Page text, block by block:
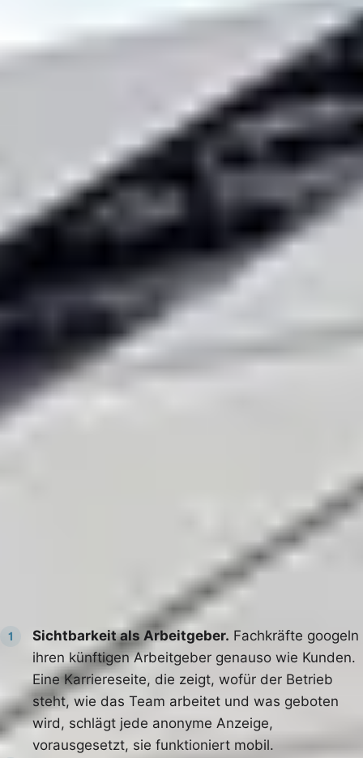
Hier liegt der größte Denkfehler vieler Betriebe: Sie
glauben, es gehe nur ums Geld. Eine Befragung von
über 600 Handwerkern aus dem Jahr 2025 zeichnet
ein anderes Bild der wichtigsten Wechselgründe:
Wechselgrund
Anteil der
Befragten
Mangelnde Anerkennung und
Wertschätzung
47 %
Weiterbildungsmöglichkeiten
Fehlende Aufstiegschancen
Schlechter Umgangston
Gehalt ist wichtig, viele wünschen sich ausdrücklich
eine überdurchschnittliche Bezahlung, aber es ist nicht
Wertschätzung, Entwicklung und ein gutes Team sind
die stärkeren Hebel, und sie sind günstiger als ein
Fünf Wege, die 2026 funktionieren
1 Sichtbarkeit als Arbeitgeber. Fachkräfte googeln
ihren künftigen Arbeitgeber genauso wie Kunden.
Eine Karriereseite, die zeigt, wofür der Betrieb
steht, wie das Team arbeitet und was geboten
wird, schlägt jede anonyme Anzeige,
vorausgesetzt, sie funktioniert mobil.